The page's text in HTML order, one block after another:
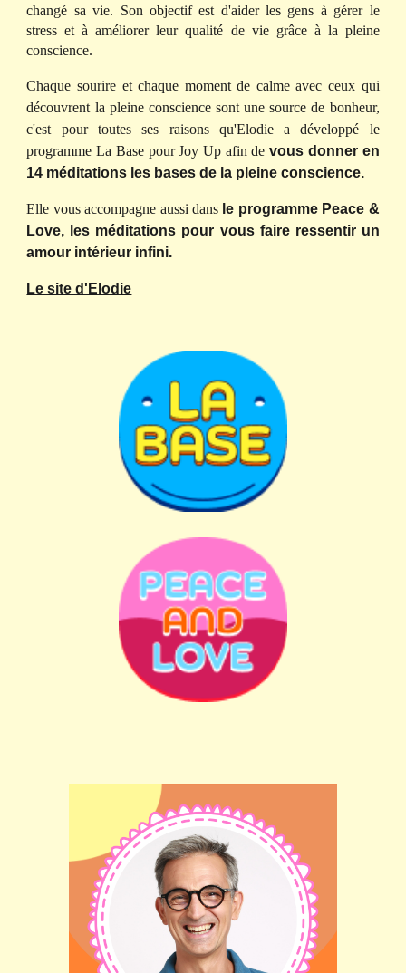
changé sa vie. Son objectif est d'aider les gens à gérer le
stress et à améliorer leur qualité de vie grâce à la pleine
conscience.
Chaque sourire et chaque moment de calme avec ceux qui
découvrent la pleine conscience sont une source de bonheur,
c'est pour toutes ses raisons qu'Elodie a développé le
programme La Base pour Joy Up afin devous donner en
14 méditations les bases de la pleine conscience.
Elle vous accompagne aussi dans le programme Peace &
Love, les méditations pour vous faire ressentir un
amour intérieur infini.
Le site d'Elodie